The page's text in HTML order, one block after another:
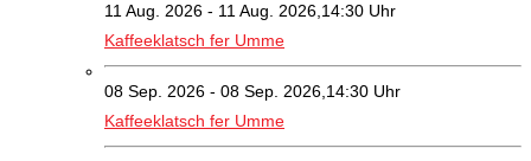
11 Aug. 2026 - 11 Aug. 2026,14:30 Uhr
Kaffeeklatsch fer Umme
08 Sep. 2026 - 08 Sep. 2026,14:30 Uhr
Kaffeeklatsch fer Umme